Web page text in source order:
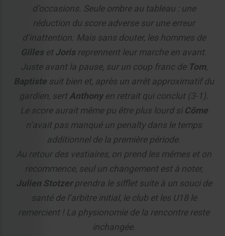
d’occasions. Seule ombre au tableau : une
réduction du score adverse sur une erreur
d’inattention. Mais sans douter, les hommes de
Gilleset Jorisreprennent leur marche en avant.
Juste avant la pause, sur un coup franc de Tom,
Baptiste suit bien et, après un arrêt approximatif du
gardien, sert Anthonyen retrait qui conclut (3-1).
Le score aurait même pu être plus lourd si Côme
n’avait pas manqué un penalty dans le temps
additionnel de la première période.
Au retour des vestiaires, on prend les mêmes et on
recommence, seul un changement est à noter,
Julien Stotzerprendra le sifflet suite à un souci de
santé de l’arbitre initial, le club et les U18 le
remercient ! La physionomie de la rencontre reste
inchangée.